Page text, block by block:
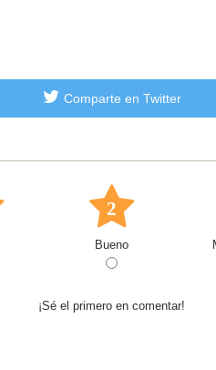
Comparte en Twitter
2
Bueno
¡Sé el primero en comentar!